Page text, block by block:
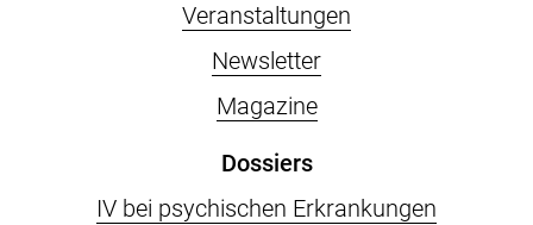
Veranstaltungen
Newsletter
Magazine
Dossiers
IV bei psychischen Erkrankungen